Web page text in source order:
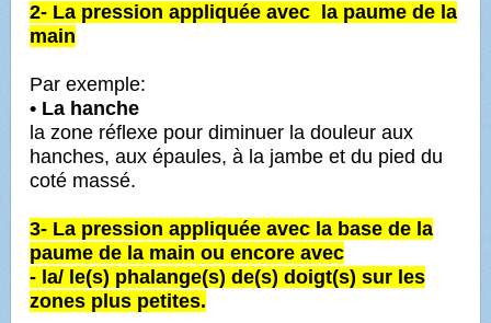
2- La pression appliquée avec la paume de la
main
Par exemple:
• La hanche
la zone réflexe pour diminuer la douleur aux
hanches, aux épaules, à la jambe et du pied du
coté massé.
3- La pression appliquée avec la base de la
paume de la main ou encore avec
- la/ le(s) phalange(s) de(s) doigt(s) sur les
zones plus petites.